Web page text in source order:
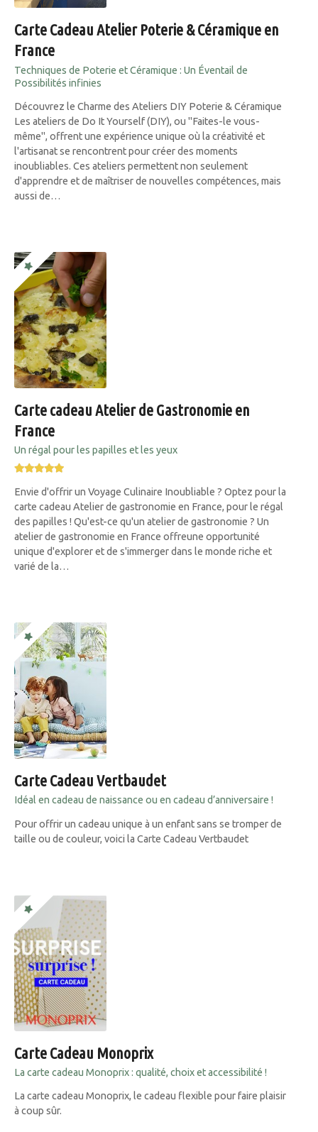
Carte Cadeau Atelier Poterie & Céramique en
France
Techniques de Poterie et Céramique : Un Éventail de
Possibilités infinies
Découvrez le Charme des Ateliers DIY Poterie & Céramique
Les ateliers de Do It Yourself (DIY), ou "Faites-le vous-
même", offrent une expérience unique où la créativité et
l'artisanat se rencontrent pour créer des moments
inoubliables. Ces ateliers permettent non seulement
d'apprendre et de maîtriser de nouvelles compétences, mais
aussi de…
Carte cadeau Atelier de Gastronomie en
France
Un régal pour les papilles et les yeux
Envie d'offrir un Voyage Culinaire Inoubliable ? Optez pour la
carte cadeau Atelier de gastronomie en France, pour le régal
des papilles ! Qu'est-ce qu'un atelier de gastronomie ? Un
atelier de gastronomie en France offreune opportunité
unique d'explorer et de s'immerger dans le monde riche et
varié de la…
Carte Cadeau Vertbaudet
Idéal en cadeau de naissance ou en cadeau d’anniversaire !
Pour offrir un cadeau unique à un enfant sans se tromper de
taille ou de couleur, voici la Carte Cadeau Vertbaudet
Carte Cadeau Monoprix
La carte cadeau Monoprix : qualité, choix et accessibilité !
La carte cadeau Monoprix, le cadeau flexible pour faire plaisir
à coup sûr.